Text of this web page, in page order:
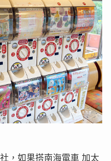
，如果搭南海電車 加太